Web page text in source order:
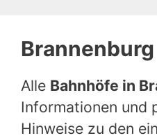
Brannenburg
Alle Bahnhöfe in
Informationen und
Hinweise zu den